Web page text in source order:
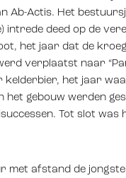
Ab-Actis. Het
intrede deed op de
het jaar dat de
verplaatst naar
het jaar
gebouw werden
Tot slot
met afstand de